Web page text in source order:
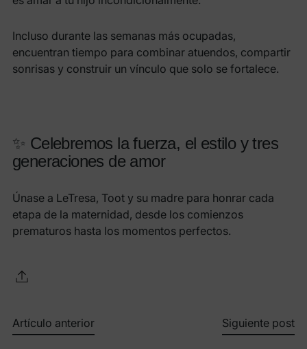
Incluso durante las semanas más ocupadas,
encuentran tiempo para combinar atuendos, compartir
sonrisas y construir un vínculo que solo se fortalece.
✨ Celebremos la fuerza, el estilo y tres
generaciones de amor
Únase a LeTresa, Toot y su madre para honrar cada
etapa de la maternidad, desde los comienzos
prematuros hasta los momentos perfectos.
Artículo anterior Siguiente post